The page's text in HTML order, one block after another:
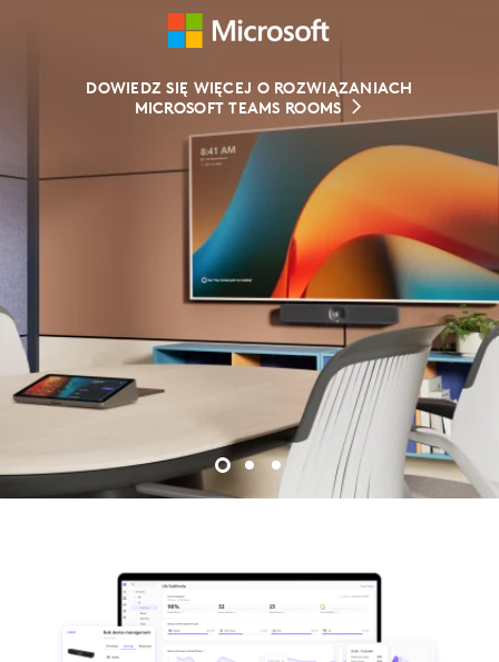
DOWIEDZ SIĘ WIĘCEJ O ROZWIĄZANIACH
MICROSOFT TEAMS ROOMS
DOWIEDZ SIĘ WIĘCEJ O ROZWIĄZANIACH
ZOOM ROOMS
DOWIEDZ SIĘ WIĘCEJ O ROZWIĄZANIACH
POKOI GOOGLE MEET